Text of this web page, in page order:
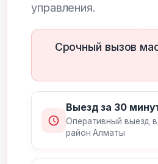
управления.
Срочный вызов
Выезд за 30
Оперативный выезд
район Алматы